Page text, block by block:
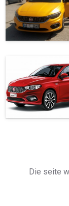
Die seite